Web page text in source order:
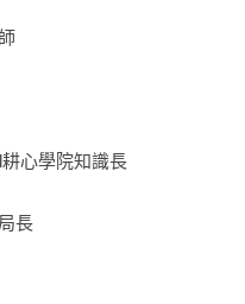
師
耕心學院知識長
局長